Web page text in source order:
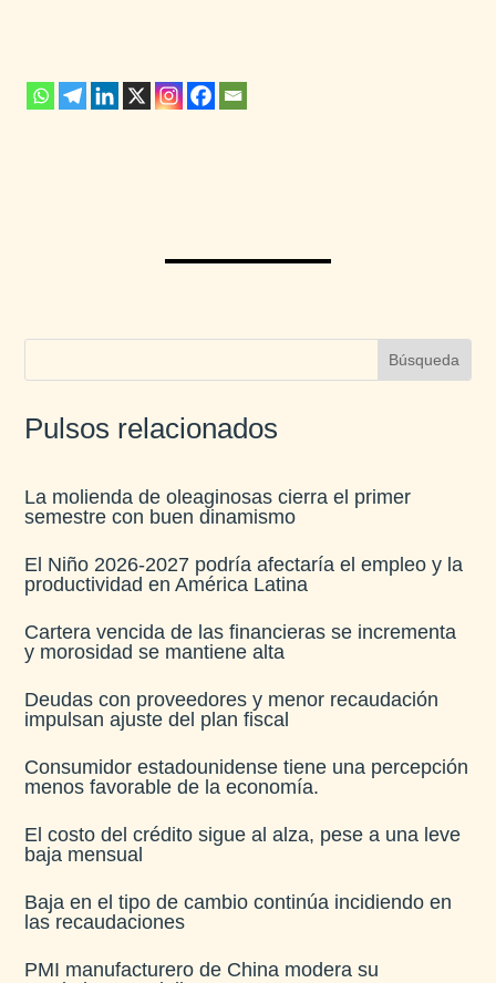
Pulsos relacionados
La molienda de oleaginosas cierra el primer
semestre con buen dinamismo​
El Niño 2026-2027 podría afectaría el empleo y la
productividad en América Latina​
Cartera vencida de las financieras se incrementa
y morosidad se mantiene alta​
Deudas con proveedores y menor recaudación
impulsan ajuste del plan fiscal​
Consumidor estadounidense tiene una percepción
menos favorable de la economía​.
El costo del crédito sigue al alza, pese a una leve
baja mensual​
Baja en el tipo de cambio continúa incidiendo en
las recaudaciones​
PMI manufacturero de China modera su